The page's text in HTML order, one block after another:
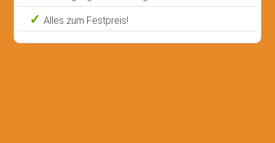
Alles zum Festpreis!